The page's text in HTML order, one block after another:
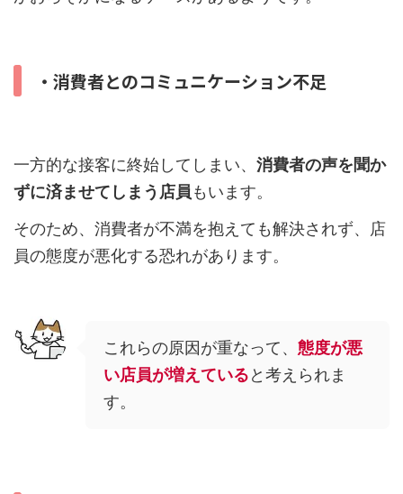
・消費者とのコミュニケーション不足
一方的な接客に終始してしまい、 消費者の声を聞か
ずに済ませてしまう店員もいます。
そのため、消費者が不満を抱えても解決されず、店
員の態度が悪化する恐れがあります。
これらの原因が重なって、 態度が悪
い店員が増えていると考えられま
す。